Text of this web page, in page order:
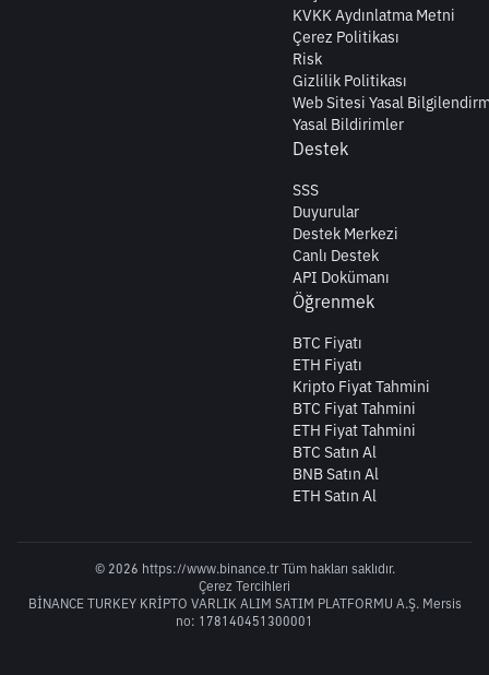
KVKK Aydınlatma Metni
Çerez Politikası
Risk
Gizlilik Politikası
Web Sitesi Yasal
Yasal Bildirimler
Destek
SSS
Duyurular
Destek Merkezi
Canlı Destek
API Dokümanı
Öğrenmek
BTC Fiyatı
ETH Fiyatı
Kripto Fiyat Tahmini
BTC Fiyat Tahmini
ETH Fiyat Tahmini
BTC Satın Al
BNB Satın Al
ETH Satın Al
© 2026 https://www.binance.tr Tüm hakları saklıdır.
Çerez Tercihleri
BİNANCE TURKEY KRİPTO VARLIK ALIM SATIM PLATFORMU A.Ş. Mersis
no: 178140451300001